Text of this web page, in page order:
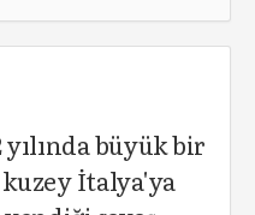
büyük bir
İtalya'ya